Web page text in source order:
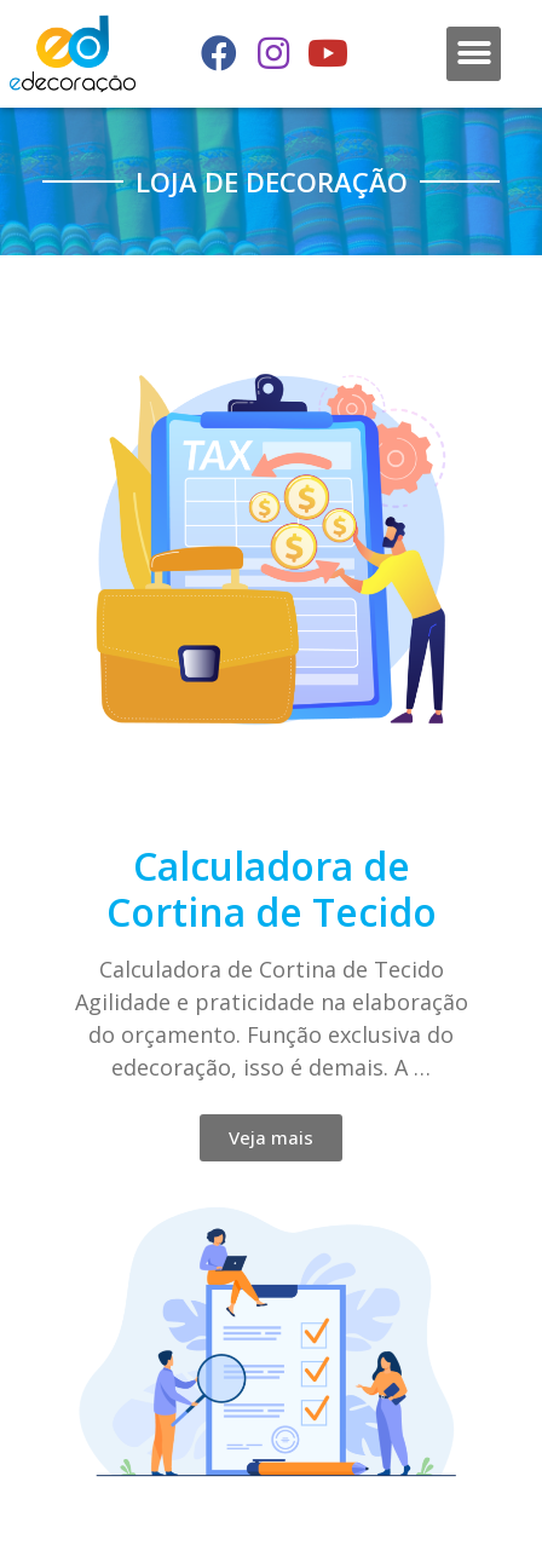
LOJA DE DECORAÇÃO
Calculadora de
Cortina de Tecido
Calculadora de Cortina de Tecido
Agilidade e praticidade na elaboração
do orçamento. Função exclusiva do
edecoração, isso é demais. A …
Veja mais